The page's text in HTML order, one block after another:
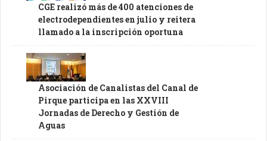
CGE realizó más de 400 atenciones de
electrodependientes en julio y reitera
llamado a la inscripción oportuna
Asociación de Canalistas del Canal de
Pirque participa en las XXVIII
Jornadas de Derecho y Gestión de
Aguas